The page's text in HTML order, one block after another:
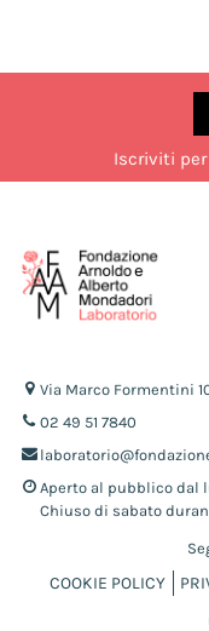
Iscriviti
Via Marco Formentini
02 49 51 7840
Aperto al pubblico dal
Chiuso di sabato
COOKIE POLICY